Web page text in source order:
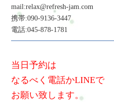
mail:relax@refresh-jam.com
携帯:090-9136-3447
電話:045-878-1781
当日予約は
なるべく電話かLINEで
お願い致します。